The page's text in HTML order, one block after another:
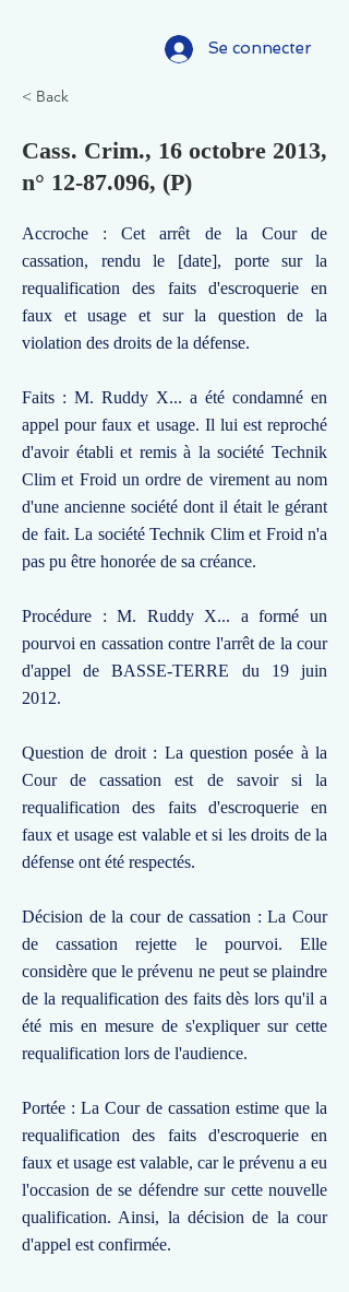
Se connecter
< Back
Cass. Crim., 16 octobre 2013,
n° 12-87.096, (P)
Accroche : Cet arrêt de la Cour de
cassation, rendu le [date], porte sur la
requalification des faits d'escroquerie en
faux et usage et sur la question de la
violation des droits de la défense.
Faits : M. Ruddy X... a été condamné en
appel pour faux et usage. Il lui est reproché
d'avoir établi et remis à la société Technik
Clim et Froid un ordre de virement au nom
d'une ancienne société dont il était le gérant
de fait. La société Technik Clim et Froid n'a
pas pu être honorée de sa créance.
Procédure : M. Ruddy X... a formé un
pourvoi en cassation contre l'arrêt de la cour
d'appel de BASSE-TERRE du 19 juin
2012.
Question de droit : La question posée à la
Cour de cassation est de savoir si la
requalification des faits d'escroquerie en
faux et usage est valable et si les droits de la
défense ont été respectés.
Décision de la cour de cassation : La Cour
de cassation rejette le pourvoi. Elle
considère que le prévenu ne peut se plaindre
de la requalification des faits dès lors qu'il a
été mis en mesure de s'expliquer sur cette
requalification lors de l'audience.
Portée : La Cour de cassation estime que la
requalification des faits d'escroquerie en
faux et usage est valable, car le prévenu a eu
l'occasion de se défendre sur cette nouvelle
qualification. Ainsi, la décision de la cour
d'appel est confirmée.